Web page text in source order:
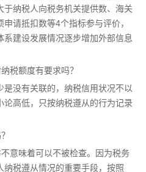
纳税人向税务机关提供数、海关
请抵扣数等4个指标参与评价，
建设发展情况逐步增加外部信息
税额度有要求吗？
没有关联的，纳税信用状况不以
高低，只按纳税遵从的行为记录
意味着可以不被检查。因为税务
税遵从情况的重要手段，按照